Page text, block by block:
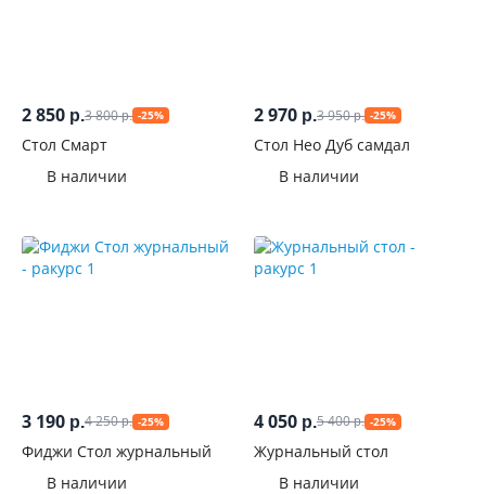
2 850 р.3 800р. -25%
Стол Смарт
В наличии
2 970 р.3 950р. -25%
Стол Нео Дуб самдал
В наличии
3 190 р.4 250р. -25%
Фиджи Стол журнальный
В наличии
4 050 р.5 400р. -25%
Журнальный стол
В наличии